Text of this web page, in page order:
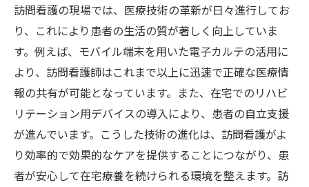
訪問看護の現場では、医療技術の革新が日々進行してお
り、これにより患者の生活の質が著しく向上していま
す。例えば、モバイル端末を用いた電子カルテの活用に
より、訪問看護師はこれまで以上に迅速で正確な医療情
報の共有が可能となっています。また、在宅でのリハビ
リテーション用デバイスの導入により、患者の自立支援
が進んでいます。こうした技術の進化は、訪問看護がよ
り効率的で効果的なケアを提供することにつながり、患
者が安心して在宅療養を続けられる環境を整えます。訪